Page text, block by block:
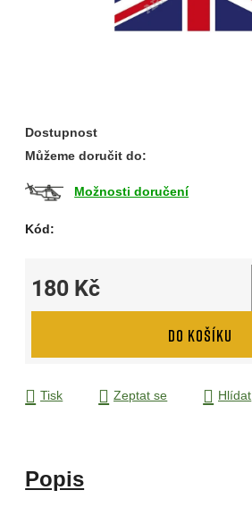
Dostupnost
Můžeme doručit do:
Možnosti doručení
Kód:
180 Kč
Měrná cena:
DO KOŠÍKU
Tisk Zeptat se Hlídat
Popis